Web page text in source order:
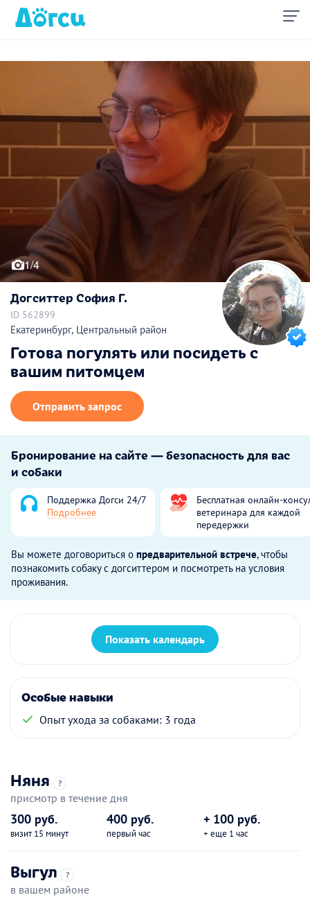
1/4
Догситтер София Г.
ID 562899
Екатеринбург, Центральный район
Готова погулять или посидеть с
вашим питомцем
Отправить запрос
Бронирование на сайте — безопасность для вас
и собаки
Поддержка Догси 24/7
Подробнее
Бесплатная онлайн-
ветеринара для каждой
передержки
Вы можете договориться о предварительной встрече, чтобы
познакомить собаку с догситтером и посмотреть на условия
проживания.
Показать календарь
Особые навыки
Опыт ухода за собаками: 3 года
Няня ?
присмотр в течение дня
300 руб.
визит 15 минут
400 руб.
первый час
+ 100 руб.
+ еще 1 час
Выгул ?
в вашем районе